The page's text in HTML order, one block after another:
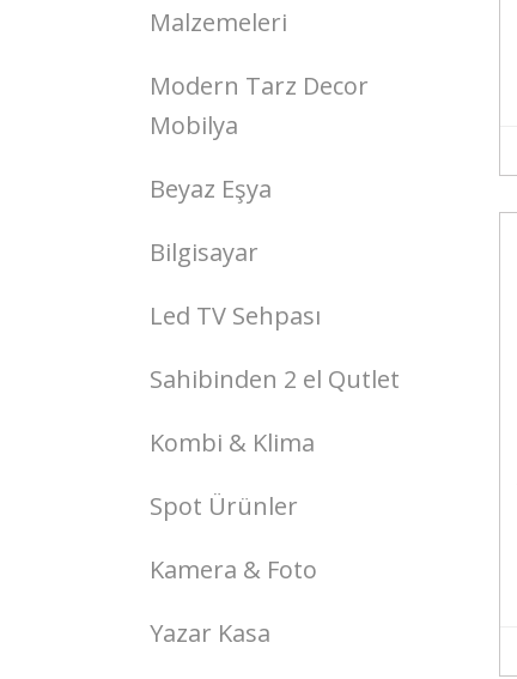
Malzemeleri
Modern Tarz Decor
Mobilya
Beyaz Eşya
Bilgisayar
Led TV Sehpası
Sahibinden 2 el Qutlet
Kombi & Klima
Spot Ürünler
Kamera & Foto
Yazar Kasa